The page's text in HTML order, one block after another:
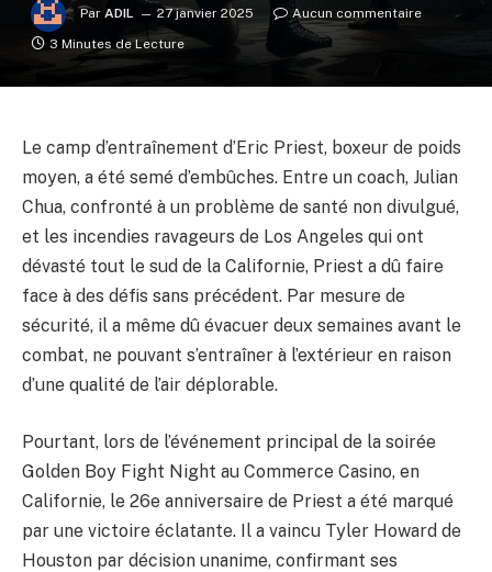
Par ADIL 27 janvier 2025
Aucun commentaire
3 Minutes de Lecture
Le camp d’entraînement d’Eric Priest, boxeur de poids
moyen, a été semé d’embûches. Entre un coach, Julian
Chua, confronté à un problème de santé non divulgué,
et les incendies ravageurs de Los Angeles qui ont
dévasté tout le sud de la Californie, Priest a dû faire
face à des défis sans précédent. Par mesure de
sécurité, il a même dû évacuer deux semaines avant le
combat, ne pouvant s’entraîner à l’extérieur en raison
d’une qualité de l’air déplorable.
Pourtant, lors de l’événement principal de la soirée
Golden Boy Fight Night au Commerce Casino, en
Californie, le 26e anniversaire de Priest a été marqué
par une victoire éclatante. Il a vaincu Tyler Howard de
Houston par décision unanime, confirmant ses